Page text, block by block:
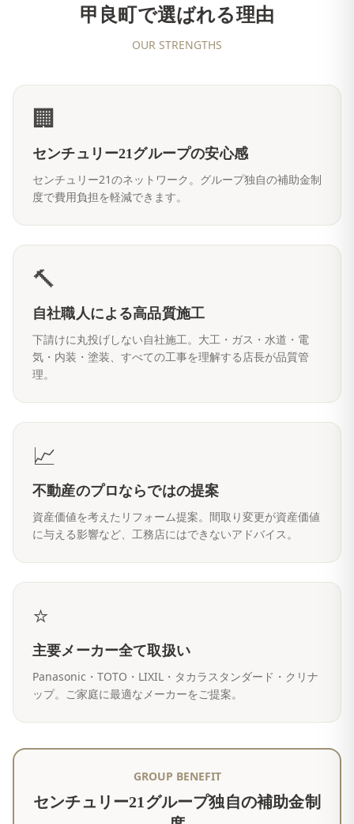
甲良町で選ばれる理由
OUR STRENGTHS
🏢
センチュリー21グループの安心感
センチュリー21のネットワーク。グループ独自の補助金制
度で費用負担を軽減できます。
🔨
自社職人による高品質施工
下請けに丸投げしない自社施工。大工・ガス・水道・電
気・内装・塗装、すべての工事を理解する店長が品質管
理。
📈
不動産のプロならではの提案
資産価値を考えたリフォーム提案。間取り変更が資産価値
に与える影響など、工務店にはできないアドバイス。
⭐
主要メーカー全て取扱い
Panasonic・TOTO・LIXIL・タカラスタンダード・クリナ
ップ。ご家庭に最適なメーカーをご提案。
GROUP BENEFIT
センチュリー21グループ独自の補助金制